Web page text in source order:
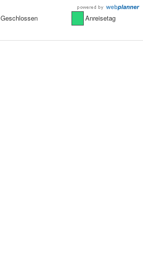
Geschlossen Anreisetag